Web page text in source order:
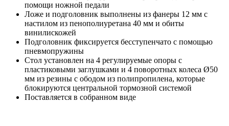
помощи ножной педали
Ложе и подголовник выполнены из фанеры 12 мм с
настилом из пенополиуретана 40 мм и обиты
винилискожей
Подголовник фиксируется бесступенчато с помощью
пневмопружины
Стол установлен на 4 регулируемые опоры с
пластиковыми заглушками и 4 поворотных колеса Ø50
мм из резины с ободом из полипропилена, которые
блокируются центральной тормозной системой
Поставляется в собранном виде